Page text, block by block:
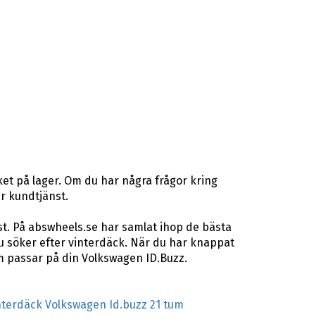
på lager. Om du har några frågor kring
kundtjänst.
abswheels.se har samlat ihop de bästa
söker efter vinterdäck. När du har knappat
på din Volkswagen ID.Buzz.
Volkswagen Id.buzz 21 tum